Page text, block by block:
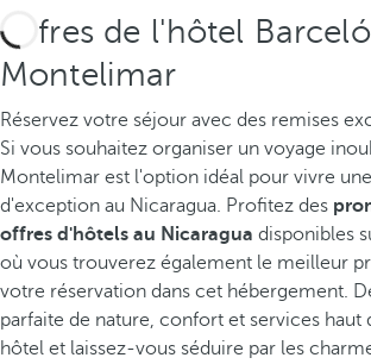
Offres de l'hôtel Barceló
Montelimar
Réservez votre séjour avec des remises
Si vous souhaitez organiser un voyage
Montelimar est l'option idéal pour vivre
d'exception au Nicaragua. Profitez des
offres d'hôtels au Nicaragua disponibles
où vous trouverez également le meilleur
votre réservation dans cet hébergement.
parfaite de nature, confort et services haut
hôtel et laissez-vous séduire par les